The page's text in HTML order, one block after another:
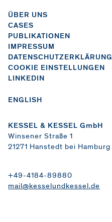
ÜBER UNS
CASES
PUBLIKATIONEN
IMPRESSUM
DATENSCHUTZERKLÄRUNG
COOKIE EINSTELLUNGEN
LINKEDIN
ENGLISH
KESSEL & KESSEL GmbH
Winsener Straße 1
21271 Hanstedt bei Hamburg
+49-4184-89880
mail@kesselundkessel.de